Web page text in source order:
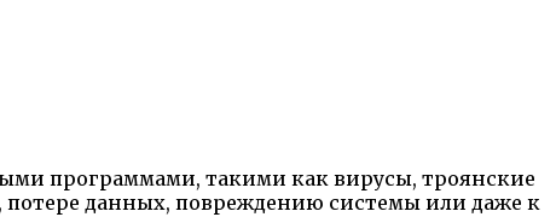
программами, такими как вирусы, троянские
данных, повреждению системы или даже к